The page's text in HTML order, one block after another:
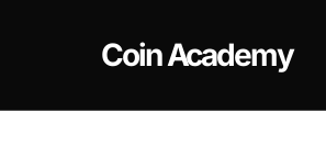
Coin Academy